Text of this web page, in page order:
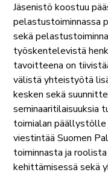
Jäsenistö koostuu
pelastustoiminnassa
sekä
työskentelevistä
tavoitteena on
välistä yhteistyötä
kesken sekä
seminaaritilaisuuksia
toimialan
viestintää Suomen
toiminnasta ja
kehittämisessä sekä